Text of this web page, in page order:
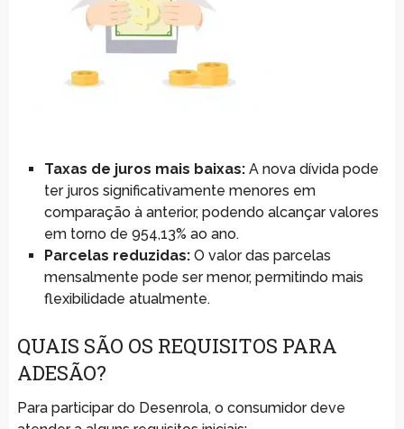
Taxas de juros mais baixas:A nova dívida pode
ter juros significativamente menores em
comparação à anterior, podendo alcançar valores
em torno de 954,13% ao ano.
Parcelas reduzidas:O valor das parcelas
mensalmente pode ser menor, permitindo mais
flexibilidade atualmente.
QUAIS SÃO OS REQUISITOS PARA
ADESÃO?
Para participar do Desenrola, o consumidor deve